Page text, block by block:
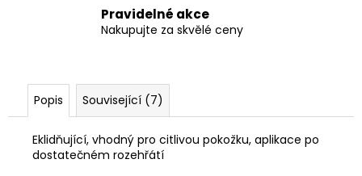
Pravidelné akce
Nakupujte za skvělé ceny
Popis Související (7)
Eklidňující, vhodný pro citlivou pokožku, aplikace po
dostatečném rozehřátí